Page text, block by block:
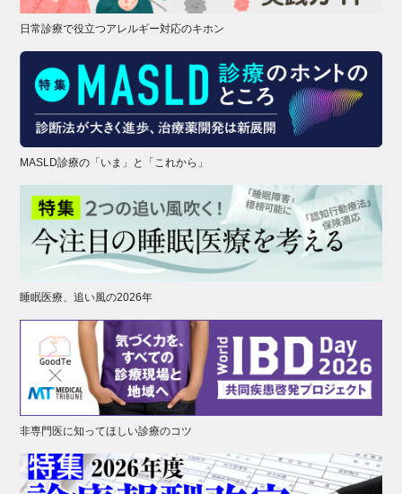
日常診療で役立つアレルギー対応のキホン
MASLD診療の「いま」と「これから」
睡眠医療、追い風の2026年
非専門医に知ってほしい診療のコツ